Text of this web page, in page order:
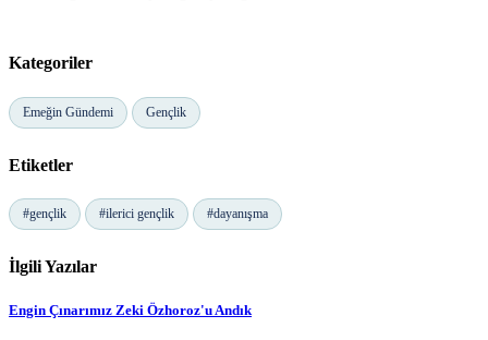
Kategoriler
Emeğin Gündemi Gençlik
Etiketler
#gençlik #ilerici gençlik #dayanışma
İlgili Yazılar
Engin Çınarımız Zeki Özhoroz'u Andık